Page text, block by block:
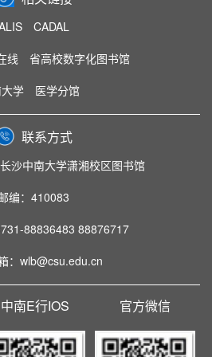
CADAL
线
省高校数字化图书馆
学
医学分馆
联系方式
沙中南大学潇湘校区图书馆
编：410083
88836483 88876717
：wlb@csu.edu.cn
官方微信
中南E行IOS